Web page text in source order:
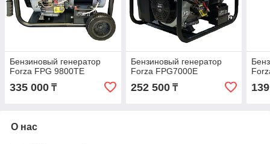
Бензиновый генератор
Forza FPG 9800TE
335 000 ₸
Бензиновый генератор
Forza FPG7000E
252 500₸
О нас